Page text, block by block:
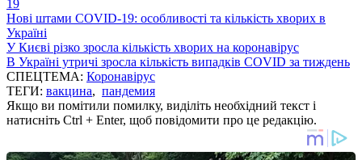
19
Нові штами COVID-19: особливості та кількість хворих в
Україні
У Києві різко зросла кількість хворих на коронавірус
В Україні утричі зросла кількість випадків COVID за тиждень
СПЕЦТЕМА: Коронавірус
ТЕГИ: вакцина, пандемия
Якщо ви помітили помилку, виділіть необхідний текст і
натисніть Ctrl + Enter, щоб повідомити про це редакцію.